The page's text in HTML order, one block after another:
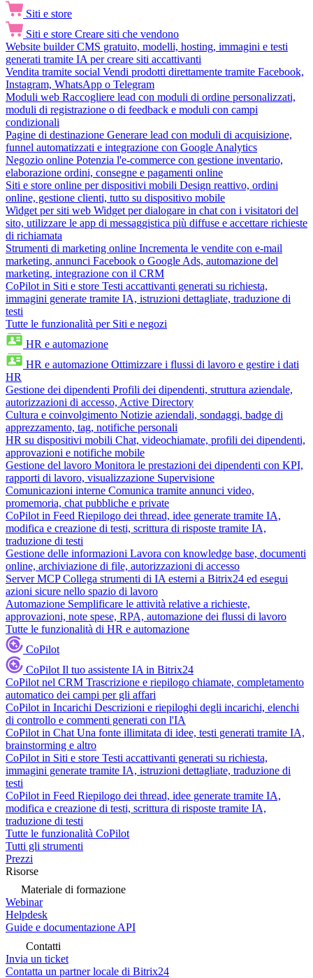
Siti e store
Siti e store Creare siti che vendono
Website builder CMS gratuito, modelli, hosting, immagini e testi
generati tramite IA per creare siti accattivanti
Vendita tramite social Vendi prodotti direttamente tramite Facebook,
Instagram, WhatsApp o Telegram
Moduli web Raccogliere lead con moduli di ordine personalizzati,
moduli di registrazione o di feedback e moduli con campi
condizionali
Pagine di destinazione Generare lead con moduli di acquisizione,
funnel automatizzati e integrazione con Google Analytics
Negozio online Potenzia l'e-commerce con gestione inventario,
elaborazione ordini, consegne e pagamenti online
Siti e store online per dispositivi mobili Design reattivo, ordini
online, gestione clienti, tutto su dispositivo mobile
Widget per siti web Widget per dialogare in chat con i visitatori del
sito, utilizzare le app di messaggistica più diffuse e accettare richieste
di richiamata
Strumenti di marketing online Incrementa le vendite con e-mail
marketing, annunci Facebook o Google Ads, automazione del
marketing, integrazione con il CRM
CoPilot in Siti e store Testi accattivanti generati su richiesta,
immagini generate tramite IA, istruzioni dettagliate, traduzione di
testi
Tutte le funzionalità per Siti e negozi
HR e automazione
HR e automazione Ottimizzare i flussi di lavoro e gestire i dati
HR
Gestione dei dipendenti Profili dei dipendenti, struttura aziendale,
autorizzazioni di accesso, Active Directory
Cultura e coinvolgimento Notizie aziendali, sondaggi, badge di
apprezzamento, tag, notifiche personali
HR su dispositivi mobili Chat, videochiamate, profili dei dipendenti,
approvazioni e notifiche mobile
Gestione del lavoro Monitora le prestazioni dei dipendenti con KPI,
rapporti di lavoro, visualizzazione Supervisione
Comunicazioni interne Comunica tramite annunci video,
promemoria, chat pubbliche e private
CoPilot in Feed Riepilogo dei thread, idee generate tramite IA,
modifica e creazione di testi, scrittura di risposte tramite IA,
traduzione di testi
Gestione delle informazioni Lavora con knowledge base, documenti
online, archiviazione di file, autorizzazioni di accesso
Server MCP Collega strumenti di IA esterni a Bitrix24 ed esegui
azioni sicure nello spazio di lavoro
Automazione Semplificare le attività relative a richieste,
approvazioni, note spese, RPA, automazione dei flussi di lavoro
Tutte le funzionalità di HR e automazione
CoPilot
CoPilot Il tuo assistente IA in Bitrix24
CoPilot nel CRM Trascrizione e riepilogo chiamate, completamento
automatico dei campi per gli affari
CoPilot in Incarichi Descrizioni e riepiloghi degli incarichi, elenchi
di controllo e commenti generati con l'IA
CoPilot in Chat Una fonte illimitata di idee, testi generati tramite IA,
brainstorming e altro
CoPilot in Siti e store Testi accattivanti generati su richiesta,
immagini generate tramite IA, istruzioni dettagliate, traduzione di
testi
CoPilot in Feed Riepilogo dei thread, idee generate tramite IA,
modifica e creazione di testi, scrittura di risposte tramite IA,
traduzione di testi
Tutte le funzionalità CoPilot
Tutti gli strumenti
Prezzi
Risorse
Materiale di formazione
Webinar
Helpdesk
Guide e documentazione API
Contatti
Invia un ticket
Contatta un partner locale di Bitrix24